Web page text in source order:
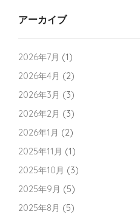
アーカイブ
2026年7月 (1)
2026年4月 (2)
2026年3月 (3)
2026年2月 (3)
2026年1月 (2)
2025年11月 (1)
2025年10月 (3)
2025年9月 (5)
2025年8月 (5)